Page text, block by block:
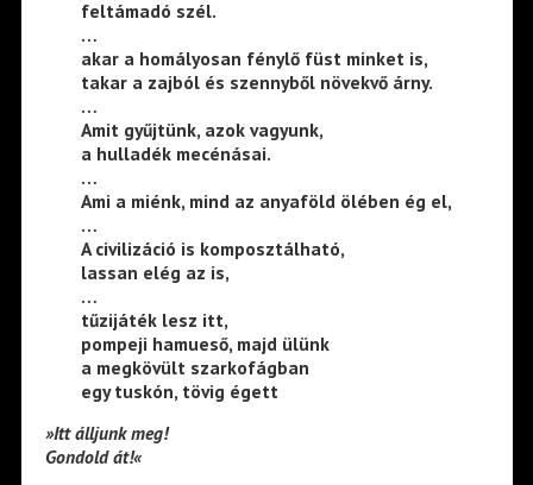
feltámadó szél.
…
akar a homályosan fénylő füst minket is,
takar a zajból és szennyből növekvő árny.
…
Amit gyűjtünk, azok vagyunk,
a hulladék mecénásai.
…
Ami a miénk, mind az anyaföld ölében ég el,
…
A civilizáció is komposztálható,
lassan elég az is,
…
tűzijáték lesz itt,
pompeji hamueső, majd ülünk
a megkövült szarkofágban
egy tuskón, tövig égett
»Itt álljunk meg!
Gondold át!«